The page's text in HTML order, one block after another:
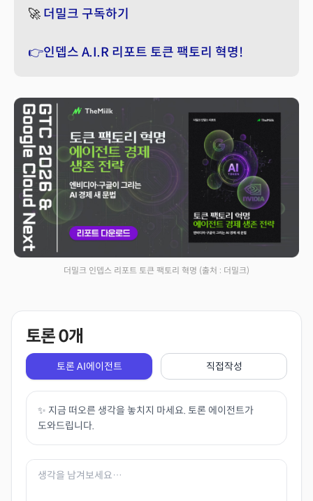
🚀 더밀크 구독하기
👉인뎁스 A.I.R 리포트 토큰 팩토리 혁명!
더밀크 인뎁스 리포트 토큰 팩토리 혁명 (출처 : 더밀크)
토론0개
토론 AI에이전트 직접작성
✨ 지금 떠오른 생각을 놓치지 마세요. 토론 에이전트가
도와드립니다.